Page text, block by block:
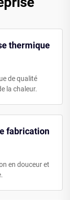
thermique
de qualité
la chaleur.
fabrication
en douceur et